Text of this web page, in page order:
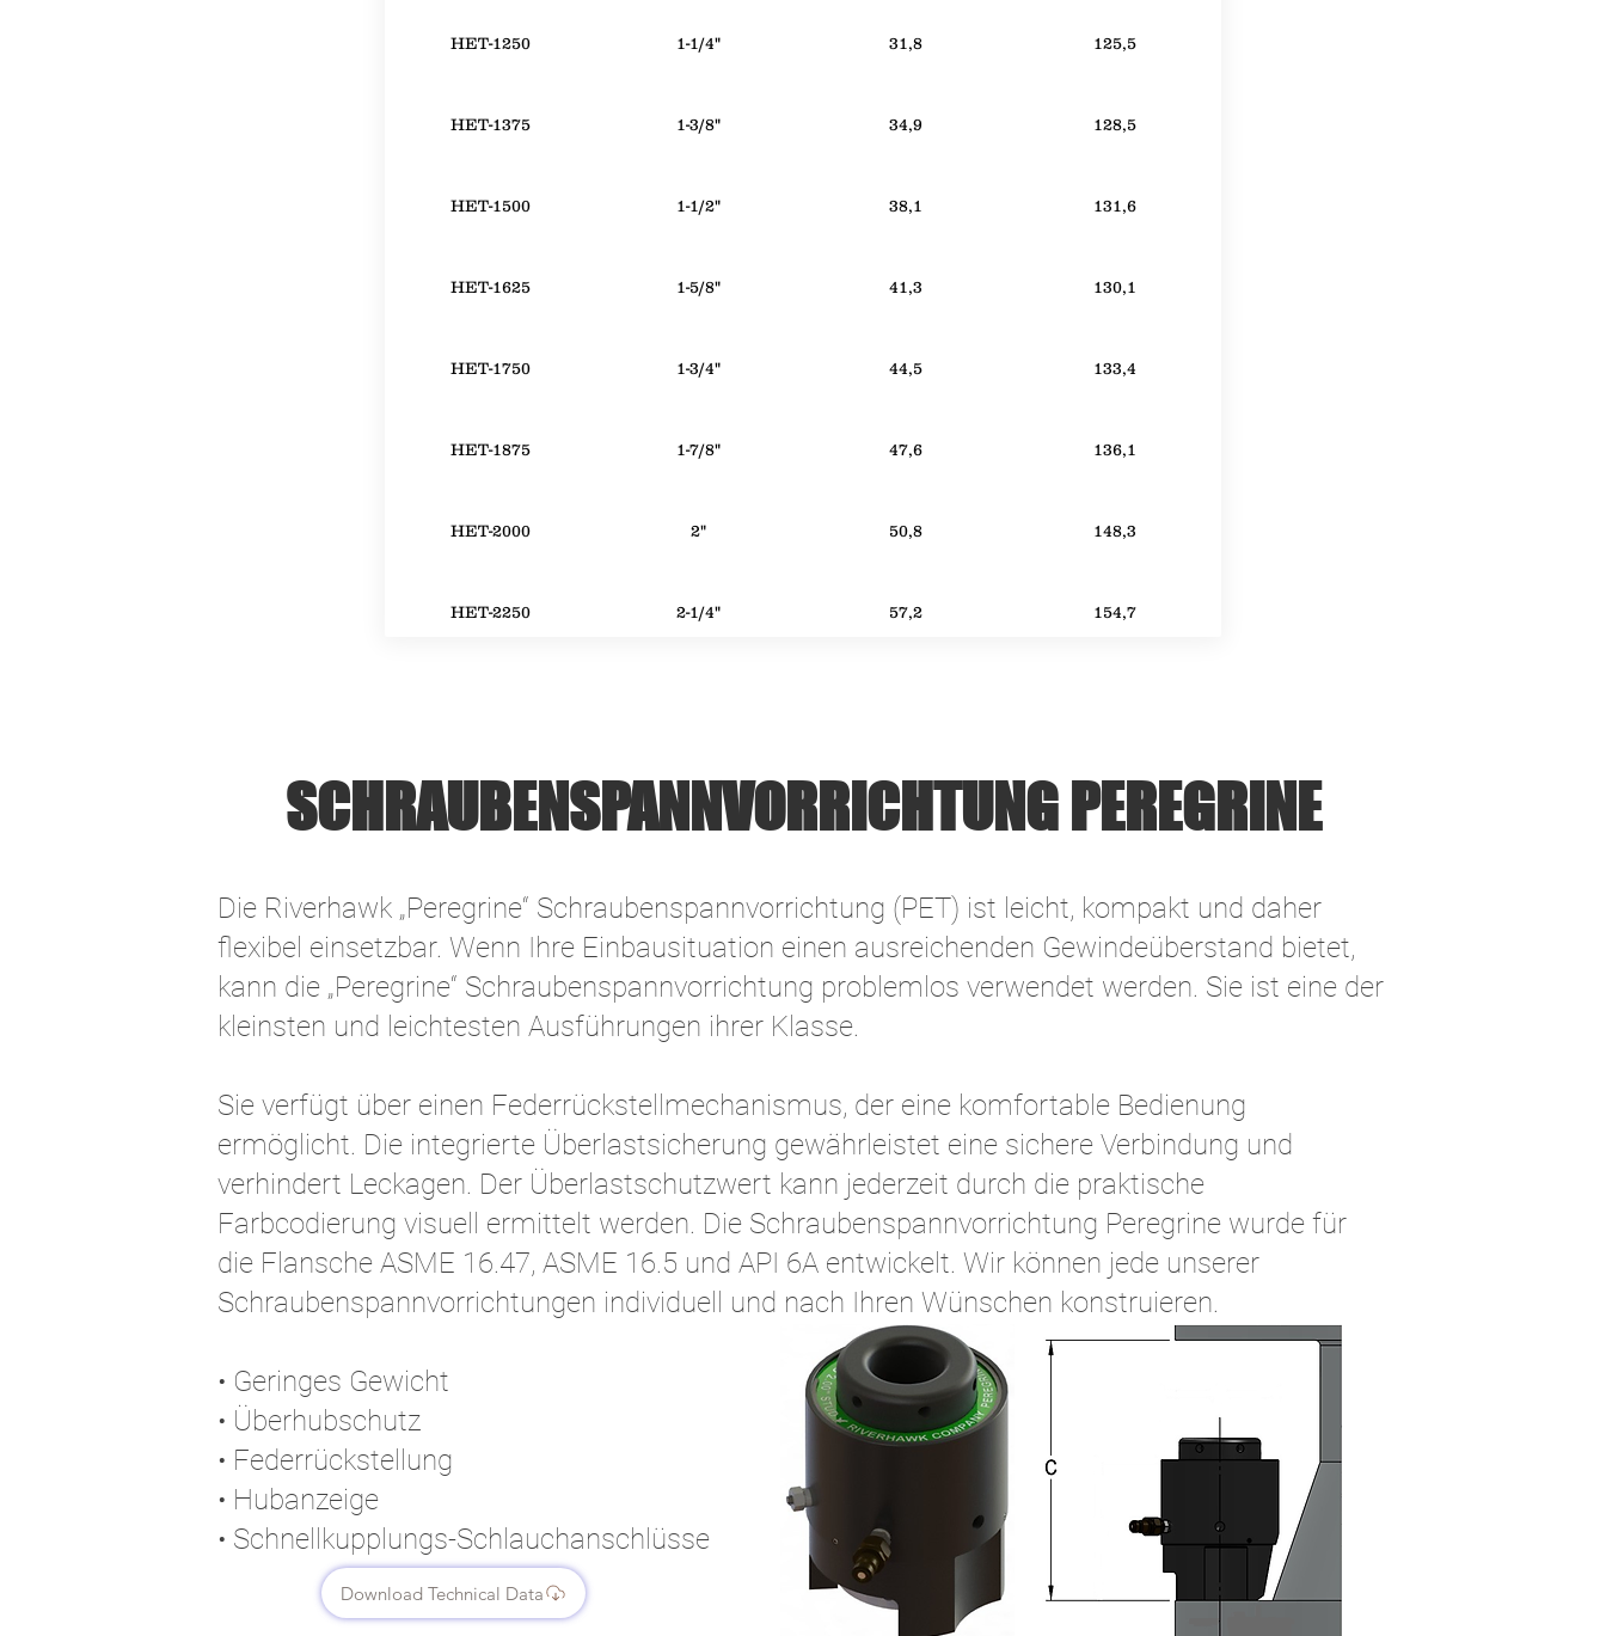
HET-1250 1-1/4" 31,8 125,5
HET-1375 1-3/8" 34,9 128,5
HET-1500 1-1/2" 38,1 131,6
HET-1625 1-5/8" 41,3 130,1
HET-1750 1-3/4" 44,5 133,4
HET-1875 1-7/8" 47,6 136,1
HET-2000 2" 50,8 148,3
HET-2250 2-1/4" 57,2 154,7
SCHRAUBENSPANNVORRICHTUNG PEREGRINE
Die Riverhawk „Peregrine“ Schraubenspannvorrichtung (PET) ist leicht, kompakt und daher
flexibel einsetzbar. Wenn Ihre Einbausituation einen ausreichenden Gewindeüberstand bietet,
kann die „Peregrine“ Schraubenspannvorrichtung problemlos verwendet werden. Sie ist eine der
kleinsten und leichtesten Ausführungen ihrer Klasse.
Sie verfügt über einen Federrückstellmechanismus, der eine komfortable Bedienung
ermöglicht. Die integrierte Überlastsicherung gewährleistet eine sichere Verbindung und
verhindert Leckagen. Der Überlastschutzwert kann jederzeit durch die praktische
Farbcodierung visuell ermittelt werden. Die Schraubenspannvorrichtung Peregrine wurde für
die Flansche ASME 16.47, ASME 16.5 und API 6A entwickelt. Wir können jede unserer
Schraubenspannvorrichtungen individuell und nach Ihren Wünschen konstruieren.
• Geringes Gewicht
• Überhubschutz
• Federrückstellung
• Hubanzeige
• Schnellkupplungs-Schlauchanschlüsse
Download Technical Data